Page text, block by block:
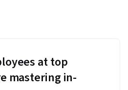
at top
mastering in-